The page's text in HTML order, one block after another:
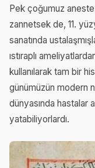
Pek çoğumuz
zannetsek de, 11.
sanatında
ıstıraplı
kullanılarak tam bir
günümüzün modern
dünyasında hastalar
yatabiliyorlardı.